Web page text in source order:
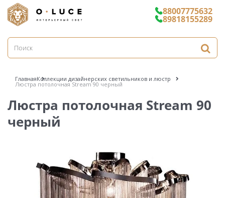
88007775632
89818155289
ГлавнаяКоллекции дизайнерских светильников и люстр
Люстра потолочная Stream 90 черный
Люстра потолочная Stream 90
черный